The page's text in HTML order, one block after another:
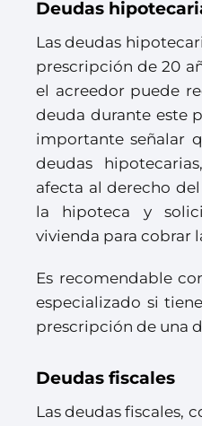
Deudas
Las deudas
prescripción de 20
el acreedor puede
deuda durante este
importante señalar
deudas
afecta al derecho
la hipoteca y
vivienda para cobrar
Es recomendable
especializado si
prescripción de una
Deudas fiscales
Las deudas fiscales,